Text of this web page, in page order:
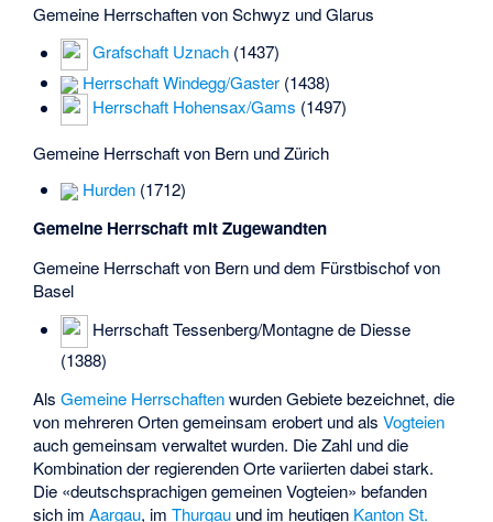
Gemeine Herrschaften von Schwyz und Glarus
Grafschaft Uznach(1437)
Herrschaft Windegg/Gaster(1438)
Herrschaft Hohensax/Gams (1497)
Gemeine Herrschaft von Bern und Zürich
Hurden(1712)
Gemeine Herrschaft mit Zugewandten
Gemeine Herrschaft von Bern und dem Fürstbischof von
Basel
HerrschaftTessenberg/Montagne de Diesse
(1388)
AlsGemeine Herrschaftenwurden Gebiete bezeichnet, die
von mehreren Orten gemeinsam erobert und alsVogteien
auch gemeinsam verwaltet wurden. Die Zahl und die
Kombination der regierenden Orte variierten dabei stark.
Die «deutschsprachigen gemeinen Vogteien» befanden
sich imAargau, imThurgau und im heutigen Kanton St.